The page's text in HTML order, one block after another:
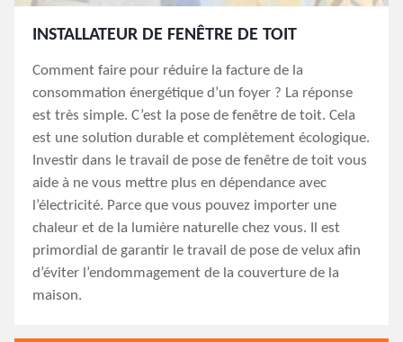
INSTALLATEUR DE FENÊTRE DE TOIT
Comment faire pour réduire la facture de la
consommation énergétique d’un foyer ? La réponse
est très simple. C’est la pose de fenêtre de toit. Cela
est une solution durable et complètement écologique.
Investir dans le travail de pose de fenêtre de toit vous
aide à ne vous mettre plus en dépendance avec
l’électricité. Parce que vous pouvez importer une
chaleur et de la lumière naturelle chez vous. Il est
primordial de garantir le travail de pose de velux afin
d’éviter l’endommagement de la couverture de la
maison.